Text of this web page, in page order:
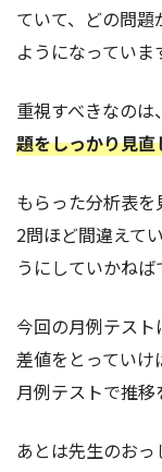
ていて、どの問
ようになっていま
重視すべきなのは、
題をしっかり見
もらった分析表
2問ほど間違えて
うにしていかねば
今回の月例テス
差値をとっていけ
月例テストで推移
あとは先生のお